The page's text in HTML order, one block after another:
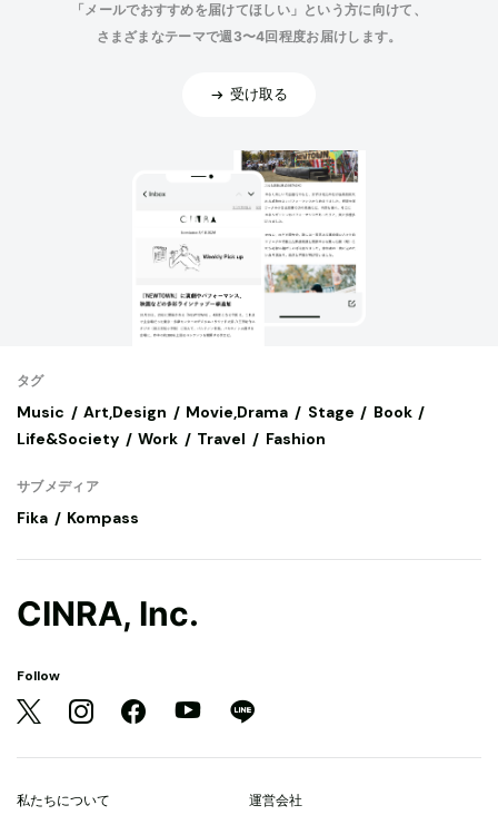
「メールでおすすめを届けてほしい」という方に向けて、
さまざまなテーマで週3〜4回程度お届けします。
受け取る
タグ
Music Art,Design Movie,Drama Stage
Book
Life&Society
Work Travel Fashion
サブメディア
Fika Kompass
CINRA, Inc.
Follow
私たちについて 運営会社